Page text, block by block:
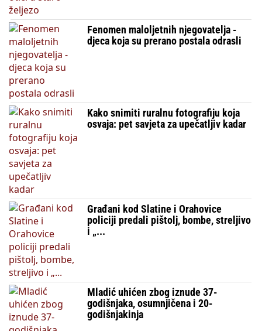
Fenomen maloljetnih njegovatelja -
djeca koja su prerano postala odrasli
Kako snimiti ruralnu fotografiju koja
osvaja: pet savjeta za upečatljiv kadar
Građani kod Slatine i Orahovice
policiji predali pištolj, bombe, streljivo
i „...
Mladić uhićen zbog iznude 37-
godišnjaka, osumnjičena i 20-
godišnjakinja